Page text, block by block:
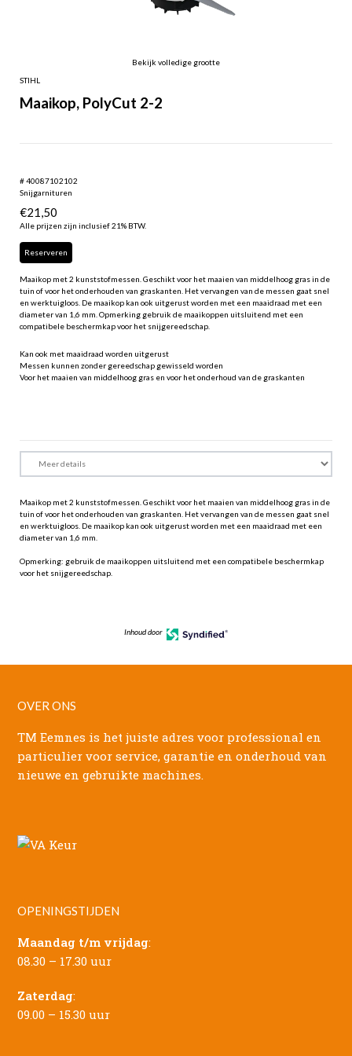
Bekijk volledige grootte
STIHL
Maaikop, PolyCut 2-2
# 40087102102
Snijgarnituren
€21,50
Alle prijzen zijn inclusief 21% BTW.
Reserveren
Maaikop met 2 kunststofmessen. Geschikt voor het maaien van middelhoog gras in de
tuin of voor het onderhouden van graskanten. Het vervangen van de messen gaat snel
en werktuigloos. De maaikop kan ook uitgerust worden met een maaidraad met een
diameter van 1,6 mm. Opmerking gebruik de maaikoppen uitsluitend met een
compatibele beschermkap voor het snijgereedschap.
Kan ook met maaidraad worden uitgerust
Messen kunnen zonder gereedschap gewisseld worden
Voor het maaien van middelhoog gras en voor het onderhoud van de graskanten
Maaikop met 2 kunststofmessen. Geschikt voor het maaien van middelhoog gras in de
tuin of voor het onderhouden van graskanten. Het vervangen van de messen gaat snel
en werktuigloos. De maaikop kan ook uitgerust worden met een maaidraad met een
diameter van 1,6 mm.
Opmerking: gebruik de maaikoppen uitsluitend met een compatibele beschermkap
voor het snijgereedschap.
Inhoud door
OVER ONS
TM Eemnes is het juiste adres voor professional en
particulier voor service, garantie en onderhoud van
nieuwe en gebruikte machines.
OPENINGSTIJDEN
Maandag t/m vrijdag:
08.30 – 17.30 uur
Zaterdag:
09.00 – 15.30 uur